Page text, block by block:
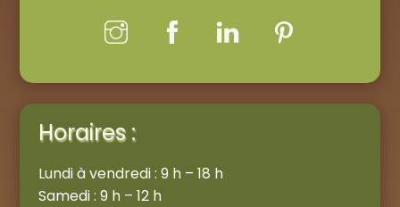
Horaires :
Lundi à vendredi : 9 h – 18 h
Samedi : 9 h – 12 h